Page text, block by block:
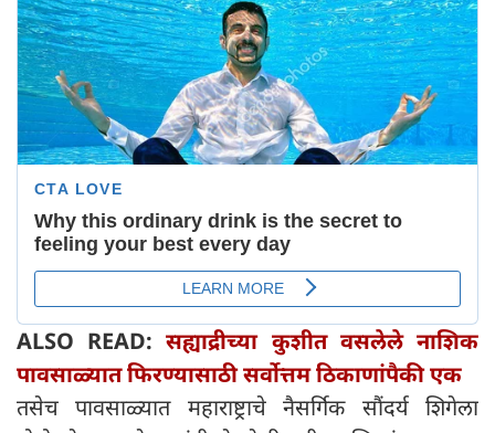
ALSO READ:सह्याद्रीच्या कुशीत वसलेले नाशिक
पावसाळ्यात फिरण्यासाठी सर्वोत्तम ठिकाणांपैकी एक
तसेच पावसाळ्यात महाराष्ट्राचे नैसर्गिक सौंदर्य शिगेला